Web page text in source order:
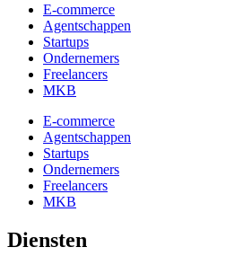
E-commerce
Agentschappen
Startups
Ondernemers
Freelancers
MKB
E-commerce
Agentschappen
Startups
Ondernemers
Freelancers
MKB
Diensten